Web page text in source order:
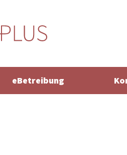
eBetreibung